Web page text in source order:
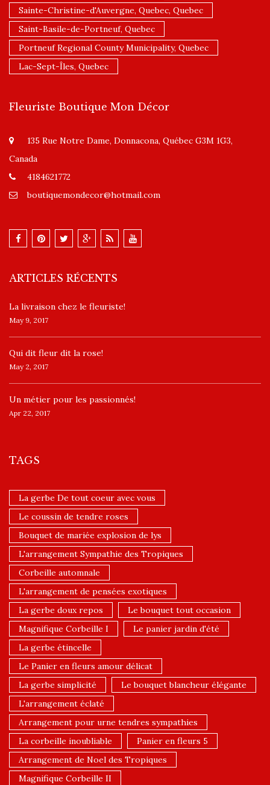
Sainte-Christine-d'Auvergne, Quebec, Quebec
Saint-Basile-de-Portneuf, Quebec
Portneuf Regional County Municipality, Quebec
Lac-Sept-Îles, Quebec
Fleuriste Boutique Mon Décor
135 Rue Notre Dame, Donnacona, Québec G3M 1G3,
Canada
4184621772
boutiquemondecor@hotmail.com
ARTICLES RÉCENTS
La livraison chez le fleuriste!
May 9, 2017
​Qui dit fleur dit la rose!
May 2, 2017
Un ​métier pour les passionnés​!
Apr 22, 2017
TAGS
La gerbe De tout coeur avec vous
Le coussin de tendre roses
Bouquet de mariée explosion de lys
L'arrangement Sympathie des Tropiques
Corbeille automnale
L'arrangement de pensées exotiques
La gerbe doux repos
Le bouquet tout occasion
Magnifique Corbeille I
Le panier jardin d'été
La gerbe étincelle
Le Panier en fleurs amour délicat
La gerbe simplicité
Le bouquet blancheur élégante
L'arrangement éclaté
Arrangement pour urne tendres sympathies
La corbeille inoubliable
Panier en fleurs 5
Arrangement de Noel des Tropiques
Magnifique Corbeille II